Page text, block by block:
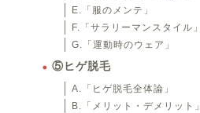
E.「服のメンテ」
F.「サラリーマンスタイル」
G.「運動時のウェア」
⑤ヒゲ脱毛
A.「ヒゲ脱毛全体論」
B.「メリット・デメリット」